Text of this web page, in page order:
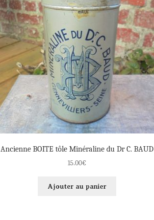
Ancienne BOITE tôle Minéraline du Dr C. BAUD
15.00€
Ajouter au panier